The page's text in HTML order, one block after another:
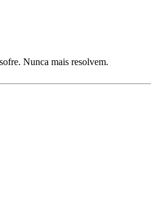
Nunca mais resolvem.